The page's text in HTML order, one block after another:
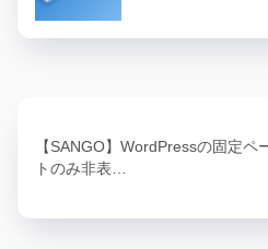
【SANGO】WordPressの固定ペ
トのみ非表…